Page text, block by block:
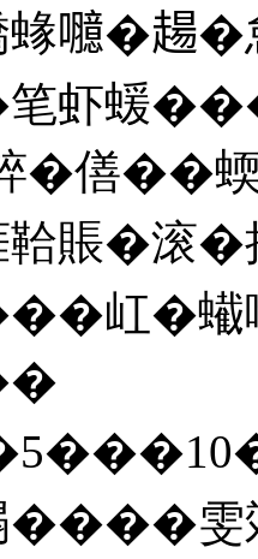
蝝
虾蝯
�僐��
鞈賬�滚
�蠘噙
����雯